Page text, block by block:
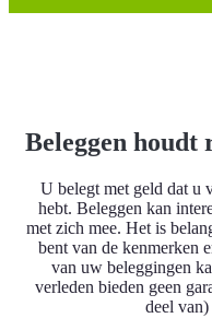
Beleggen houdt
U belegt met geld dat u
hebt. Beleggen kan
met zich mee. Het is
bent van de kenmerken
van uw beleggingen
verleden bieden geen
deel